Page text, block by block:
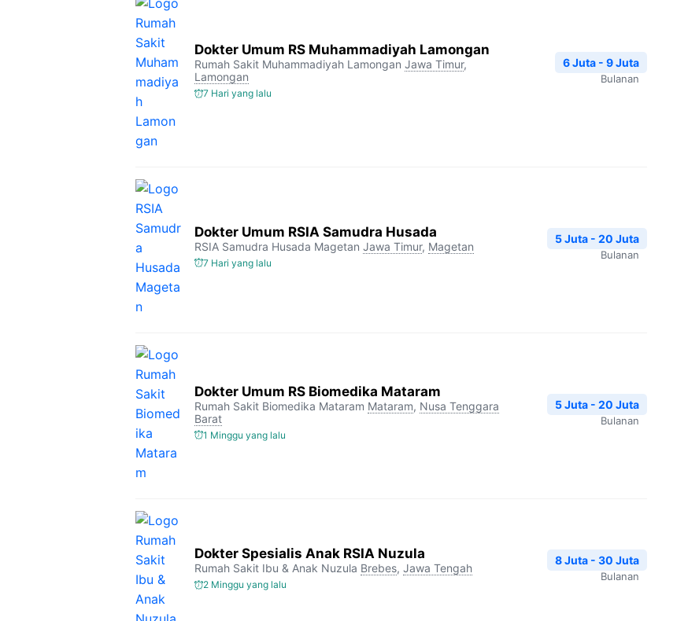
Dokter Umum RS Muhammadiyah Lamongan
Rumah Sakit Muhammadiyah Lamongan Jawa Timur,
Lamongan
7 Hari yang lalu
6 Juta - 9 Juta
Bulanan
Dokter Umum RSIA Samudra Husada
RSIA Samudra Husada Magetan Jawa Timur, Magetan
7 Hari yang lalu
5 Juta - 20 Juta
Bulanan
Dokter Umum RS Biomedika Mataram
Rumah Sakit Biomedika Mataram Mataram, Nusa Tenggara
Barat
1 Minggu yang lalu
5 Juta - 20 Juta
Bulanan
Dokter Spesialis Anak RSIA Nuzula
Rumah Sakit Ibu & Anak Nuzula Brebes, Jawa Tengah
2 Minggu yang lalu
8 Juta - 30 Juta
Bulanan